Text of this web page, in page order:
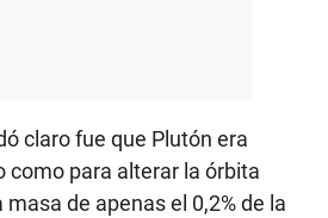
claro fue que Plutón era
como para alterar la órbita
de apenas el 0,2% de la